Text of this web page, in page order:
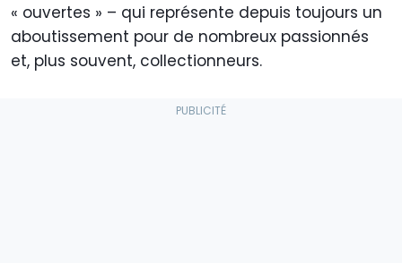
« ouvertes » – qui représente depuis toujours un
aboutissement pour de nombreux passionnés
et, plus souvent, collectionneurs.